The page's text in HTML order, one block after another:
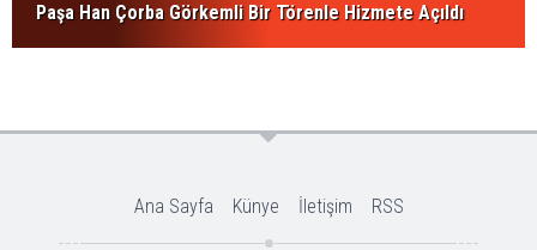
Paşa Han Çorba Görkemli Bir Törenle Hizmete Açıldı
Ana Sayfa Künye İletişim RSS